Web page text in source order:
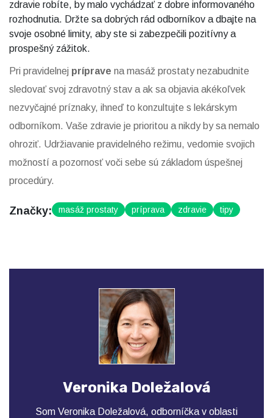
zdravie robíte, by malo vychádzať z dobre informovaného
rozhodnutia. Držte sa dobrých rád odborníkov a dbajte na
svoje osobné limity, aby ste si zabezpečili pozitívny a
prospešný zážitok.
Pri pravidelnej príprave na masáž prostaty nezabudnite
sledovať svoj zdravotný stav a ak sa objavia akékoľvek
nezvyčajné príznaky, ihneď to konzultujte s lekárskym
odborníkom. Vaše zdravie je prioritou a nikdy by sa nemalo
ohroziť. Udržiavanie pravidelného režimu, vedomie svojich
možností a pozornosť voči sebe sú základom úspešnej
procedúry.
Značky: masáž prostaty príprava zdravie tipy
Veronika Doležalová
Som Veronika Doležalová, odborníčka v oblasti